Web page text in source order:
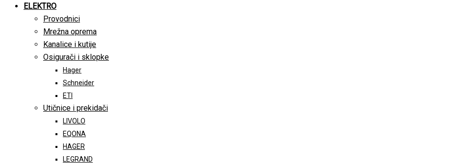
ELEKTRO
Provodnici
Mrežna oprema
Kanalice i kutije
Osigurači i sklopke
Hager
Schneider
ETI
Utičnice i prekidači
LIVOLO
EQONA
HAGER
LEGRAND